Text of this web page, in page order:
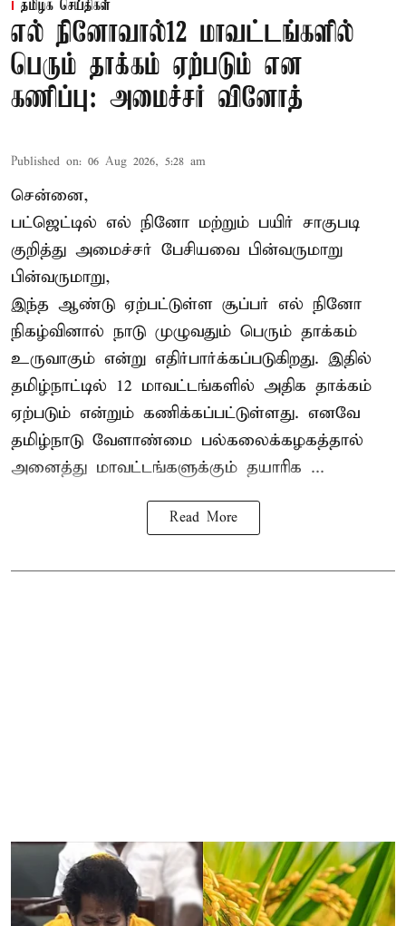
தமிழக செய்திகள்
எல் நினோவால்12 மாவட்டங்களில்
பெரும் தாக்கம் ஏற்படும் என
கணிப்பு: அமைச்சர் வினோத்
Published on: 06 Aug 2026, 5:28 am
சென்னை,
பட்ஜெட்டில் எல் நினோ மற்றும் பயிர் சாகுபடி
குறித்து அமைச்சர் பேசியவை பின்வருமாறு
பின்வருமாறு,
இந்த ஆண்டு ஏற்பட்டுள்ள சூப்பர் எல் நினோ
நிகழ்வினால் நாடு முழுவதும் பெரும் தாக்கம்
உருவாகும் என்று எதிர்பார்க்கப்படுகிறது. இதில்
தமிழ்நாட்டில் 12 மாவட்டங்களில் அதிக தாக்கம்
ஏற்படும் என்றும் கணிக்கப்பட்டுள்ளது. எனவே
தமிழ்நாடு வேளாண்மை பல்கலைக்கழகத்தால்
அனைத்து மாவட்டங்களுக்கும் தயாரிக ...
Read More